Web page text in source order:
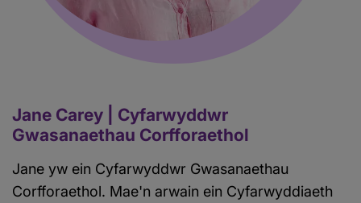
Jane Carey | Cyfarwyddwr
Gwasanaethau Corfforaethol
Jane yw ein Cyfarwyddwr Gwasanaethau
Corfforaethol. Mae'n arwain ein Cyfarwyddiaeth